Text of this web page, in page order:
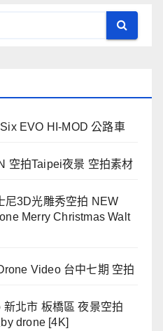
EVO HI-MOD 公路車
空拍Taipei夜景 空拍素材
尼3D光雕秀空拍 NEW
Merry Christmas Walt
Video 台中七期 空拍
北市 板橋區 夜景空拍
drone [4K]